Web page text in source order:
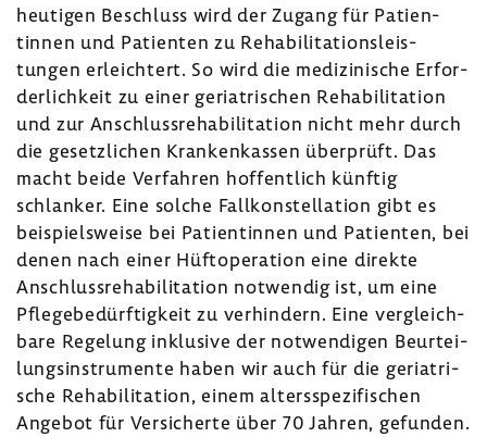
heutigen Beschluss wird der Zugang für Pati­en­
tinnen und Pati­enten zu Reha­bi­li­ta­ti­ons­leis­
tungen erleich­tert. So wird die medi­zi­ni­sche Erfor­
der­lich­keit zu einer geria­tri­schen Reha­bi­li­ta­tion
und zur Anschluss­re­ha­bi­li­ta­tion nicht mehr durch
die gesetz­li­chen Kran­ken­kassen über­prüft. Das
macht beide Verfahren hoffent­lich künftig
schlanker. Eine solche Fall­kon­stel­la­tion gibt es
beispiels­weise bei Pati­en­tinnen und Pati­enten, bei
denen nach einer Hüft­ope­ra­tion eine direkte
Anschluss­re­ha­bi­li­ta­tion notwendig ist, um eine
Pfle­ge­be­dürf­tig­keit zu verhin­dern. Eine vergleich­
bare Rege­lung inklu­sive der notwen­digen Beur­tei­
lungs­in­stru­mente haben wir auch für die geria­tri­
sche Reha­bi­li­ta­tion, einem alters­spe­zi­fi­schen
Angebot für Versi­cherte über 70 Jahren, gefunden.